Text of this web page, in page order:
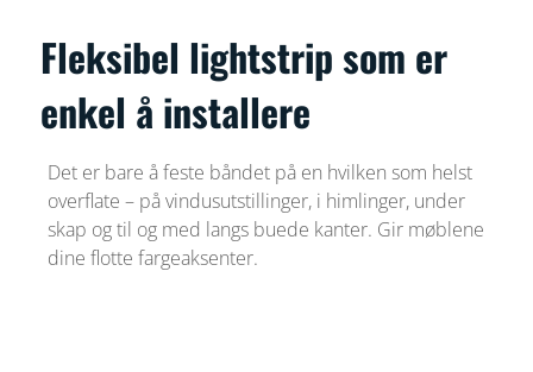
Fleksibel lightstrip som er
enkel å installere
Det er bare å feste båndet på en hvilken som helst
overflate – på vindusutstillinger, i himlinger, under
skap og til og med langs buede kanter. Gir møblene
dine flotte fargeaksenter.